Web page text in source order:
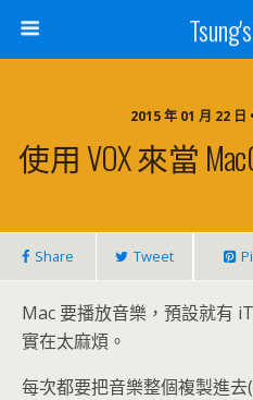
2015 年 01 月 22
使用 VOX 來當
Share Tweet
Mac 要播放音樂，預設就有
實在太麻煩。
每次都要把音樂整個複製進